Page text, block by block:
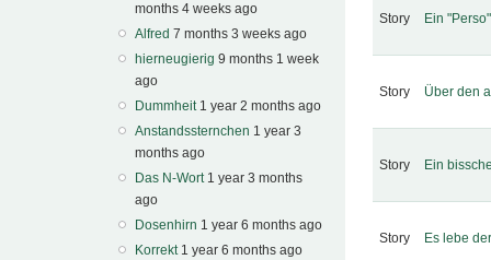
months 4 weeks ago
Alfred 7 months 3 weeks ago
hierneugierig 9 months 1 week
ago
Dummheit 1 year 2 months ago
Anstandssternchen 1 year 3
months ago
Das N-Wort 1 year 3 months
ago
Dosenhirn 1 year 6 months ago
Korrekt 1 year 6 months ago
Story Ein
Story Über den
Story Ein
Story Es lebe